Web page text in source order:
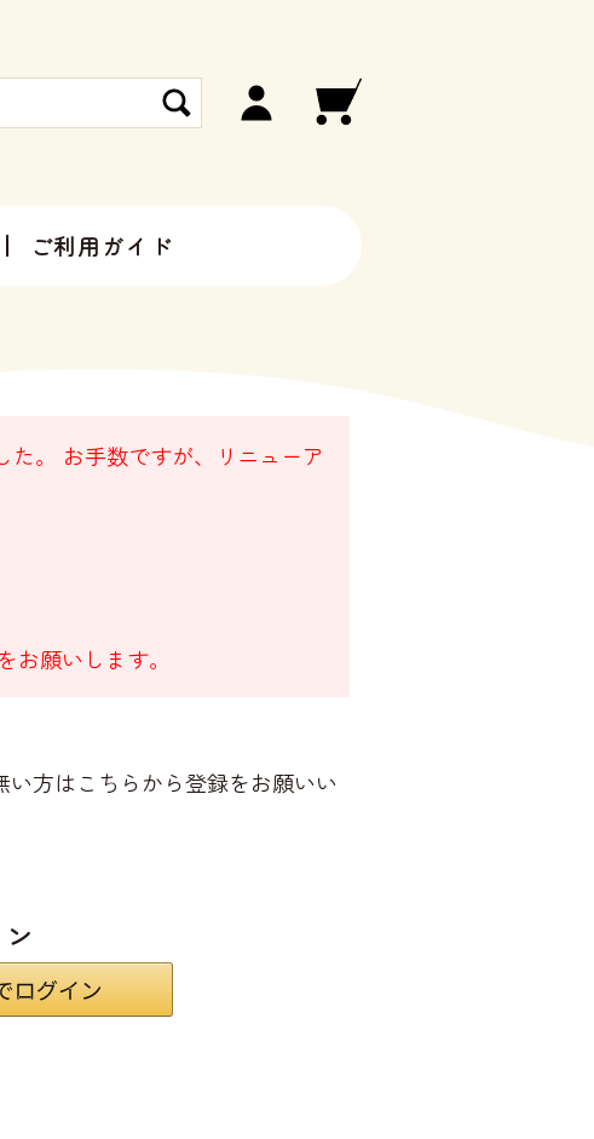
ご利用ガイド
た。 お手数ですが、リニューア
願いします。
方はこちらから登録をお願いい